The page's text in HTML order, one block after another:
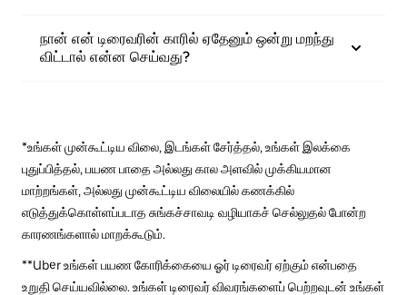
நான் என் டிரைவரின் காரில் ஏதேனும் ஒன்று மறந்து
விட்டால் என்ன செய்வது?
*உங்கள் முன்கூட்டிய விலை, இடங்கள் சேர்த்தல், உங்கள் இலக்கை
புதுப்பித்தல், பயண பாதை அல்லது கால அளவில் முக்கியமான
மாற்றங்கள், அல்லது முன்கூட்டிய விலையில் கணக்கில்
எடுத்துக்கொள்ளப்படாத சுங்கச்சாவடி வழியாகச் செல்லுதல் போன்ற
காரணங்களால் மாறக்கூடும்.
**Uber உங்கள் பயண கோரிக்கையை ஓர் டிரைவர் ஏற்கும் என்பதை
உறுதி செய்யவில்லை. உங்கள் டிரைவர் விவரங்களைப் பெற்றவுடன் உங்கள்